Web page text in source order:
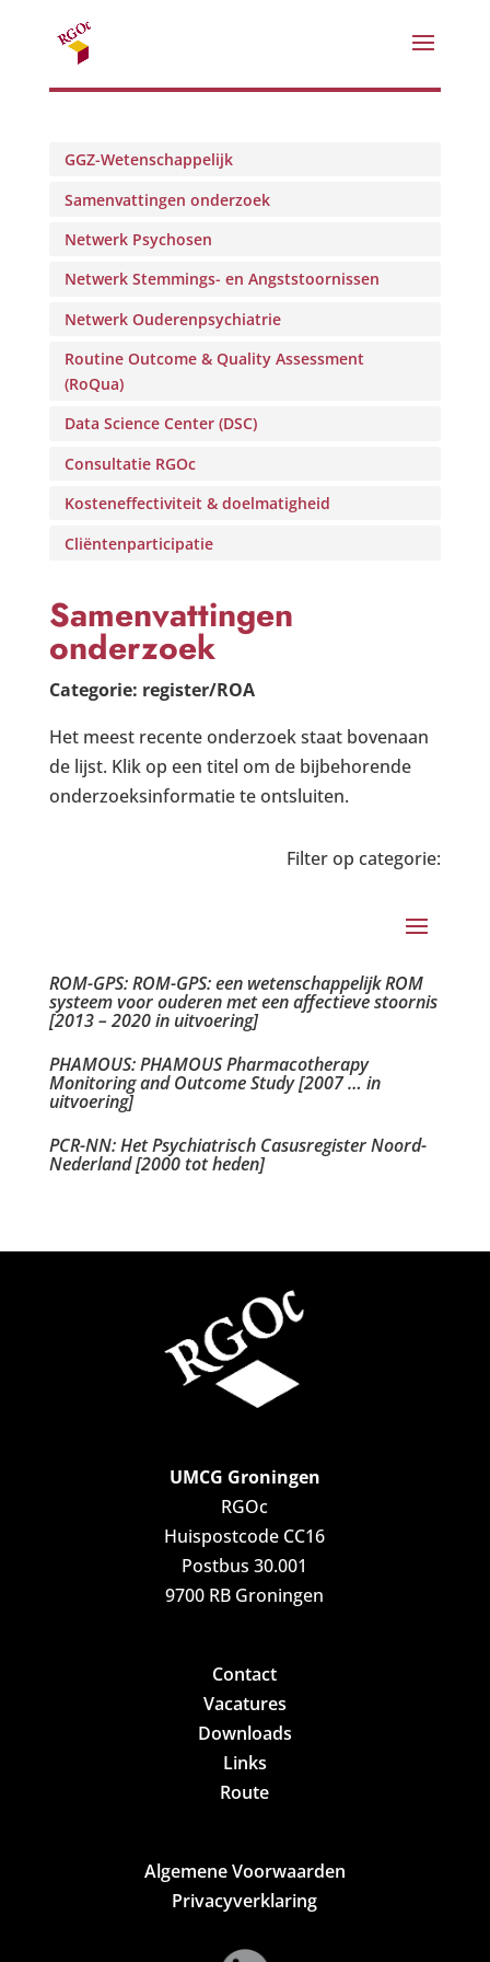
GGZ-Wetenschappelijk
Samenvattingen onderzoek
Netwerk Psychosen
Netwerk Stemmings- en Angststoornissen
Netwerk Ouderenpsychiatrie
Routine Outcome & Quality Assessment
(RoQua)
Data Science Center (DSC)
Consultatie RGOc
Kosteneffectiviteit & doelmatigheid
Cliëntenparticipatie
Samenvattingen
onderzoek
Categorie: register/ROA
Het meest recente onderzoek staat bovenaan
de lijst. Klik op een titel om de bijbehorende
onderzoeksinformatie te ontsluiten.
Filter op categorie:
ROM-GPS: ROM-GPS: een wetenschappelijk ROM
systeem voor ouderen met een affectieve stoornis
[2013 – 2020 in uitvoering]
PHAMOUS: PHAMOUS Pharmacotherapy
Monitoring and Outcome Study [2007 … in
uitvoering]
PCR-NN: Het Psychiatrisch Casusregister Noord-
Nederland [2000 tot heden]
UMCG Groningen
RGOc
Huispostcode CC16
Postbus 30.001
9700 RB Groningen
Contact
Vacatures
Downloads
Links
Route
Algemene Voorwaarden
Privacyverklaring